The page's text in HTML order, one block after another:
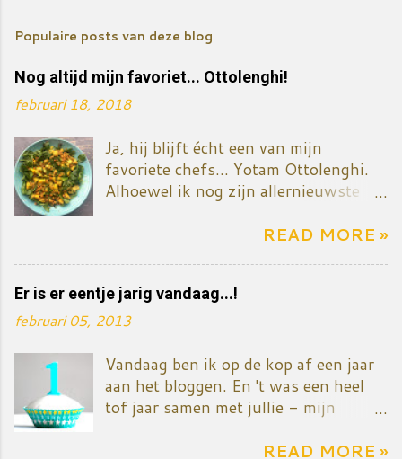
Populaire posts van deze blog
Nog altijd mijn favoriet... Ottolenghi!
februari 18, 2018
Ja, hij blijft écht een van mijn
favoriete chefs... Yotam Ottolenghi.
Alhoewel ik nog zijn allernieuwste
over zoete dingen, taart en dessert. Ik
eenmaal graag iets zoets én ik wil ook
mijn reeks kookboeken van
gerecht/salade komt uit Plenty more.
Het is een mengeling van koude en
warme ingredïenten. Lekker dus die
recept niet letterlijk gevolgd... want
READ MORE »
Er is er eentje jarig vandaag...!
februari 05, 2013
Vandaag ben ik op de kop af een jaar
aan het bloggen. En 't was een heel
tof jaar samen met jullie - mijn
het zo leuk zou vinden. Een blog dat
READ MORE »